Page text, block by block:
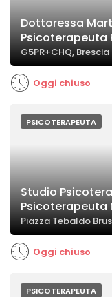
Dottoressa
Psicoterapeuta
G5PR+CHQ, Brescia
Oggi chiuso
PSICOTERAPEUTA
Studio
Psicoterapeuta
Piazza Tebaldo
Oggi chiuso
PSICOTERAPEUTA